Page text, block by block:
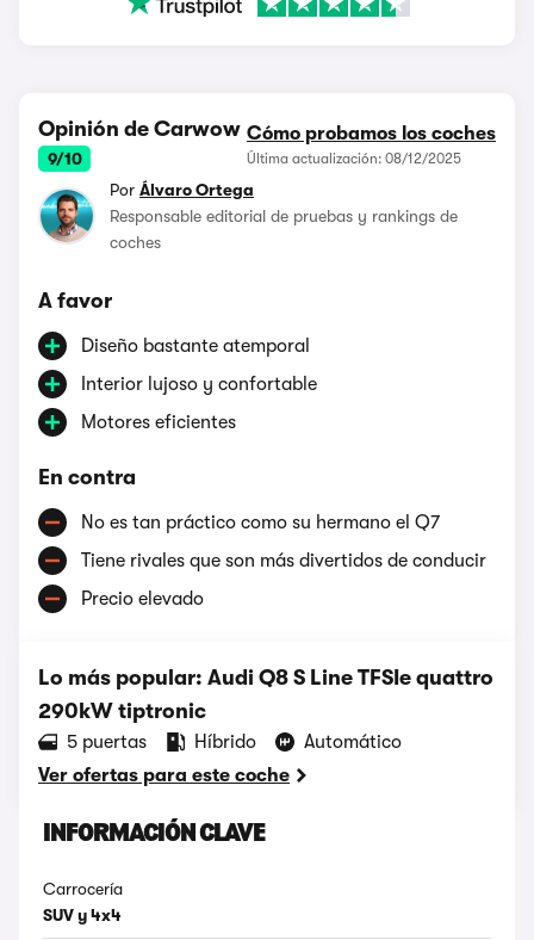
Opinión de Carwow
9/10
Cómo probamos los coches
Última actualización: 08/12/2025
Por Álvaro Ortega
Responsable editorial de pruebas y rankings de
coches
A favor
Diseño bastante atemporal
Interior lujoso y confortable
Motores eficientes
En contra
No es tan práctico como su hermano el Q7
Tiene rivales que son más divertidos de conducir
Precio elevado
Lo más popular: Audi Q8 S Line TFSIe quattro
290kW tiptronic
5 puertas Híbrido
Automático
Ver ofertas para este coche
INFORMACIÓN CLAVE
Carrocería
SUV y 4x4